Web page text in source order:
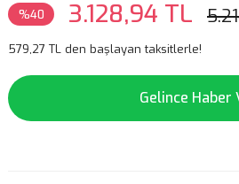
%40 3.128,94 TL
579,27 TL den başlayan taksitlerle!
Gelince Haber